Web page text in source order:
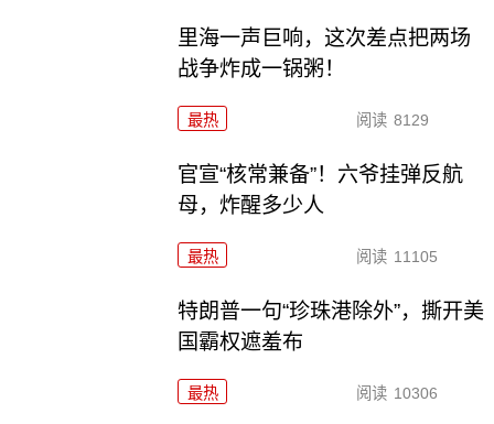
里海一声巨响，这次差点把两场
战争炸成一锅粥！
最热 阅读 8129
官宣“核常兼备”！六爷挂弹反航
母，炸醒多少人
最热 阅读 11105
特朗普一句“珍珠港除外”，撕开美
国霸权遮羞布
最热 阅读 10306